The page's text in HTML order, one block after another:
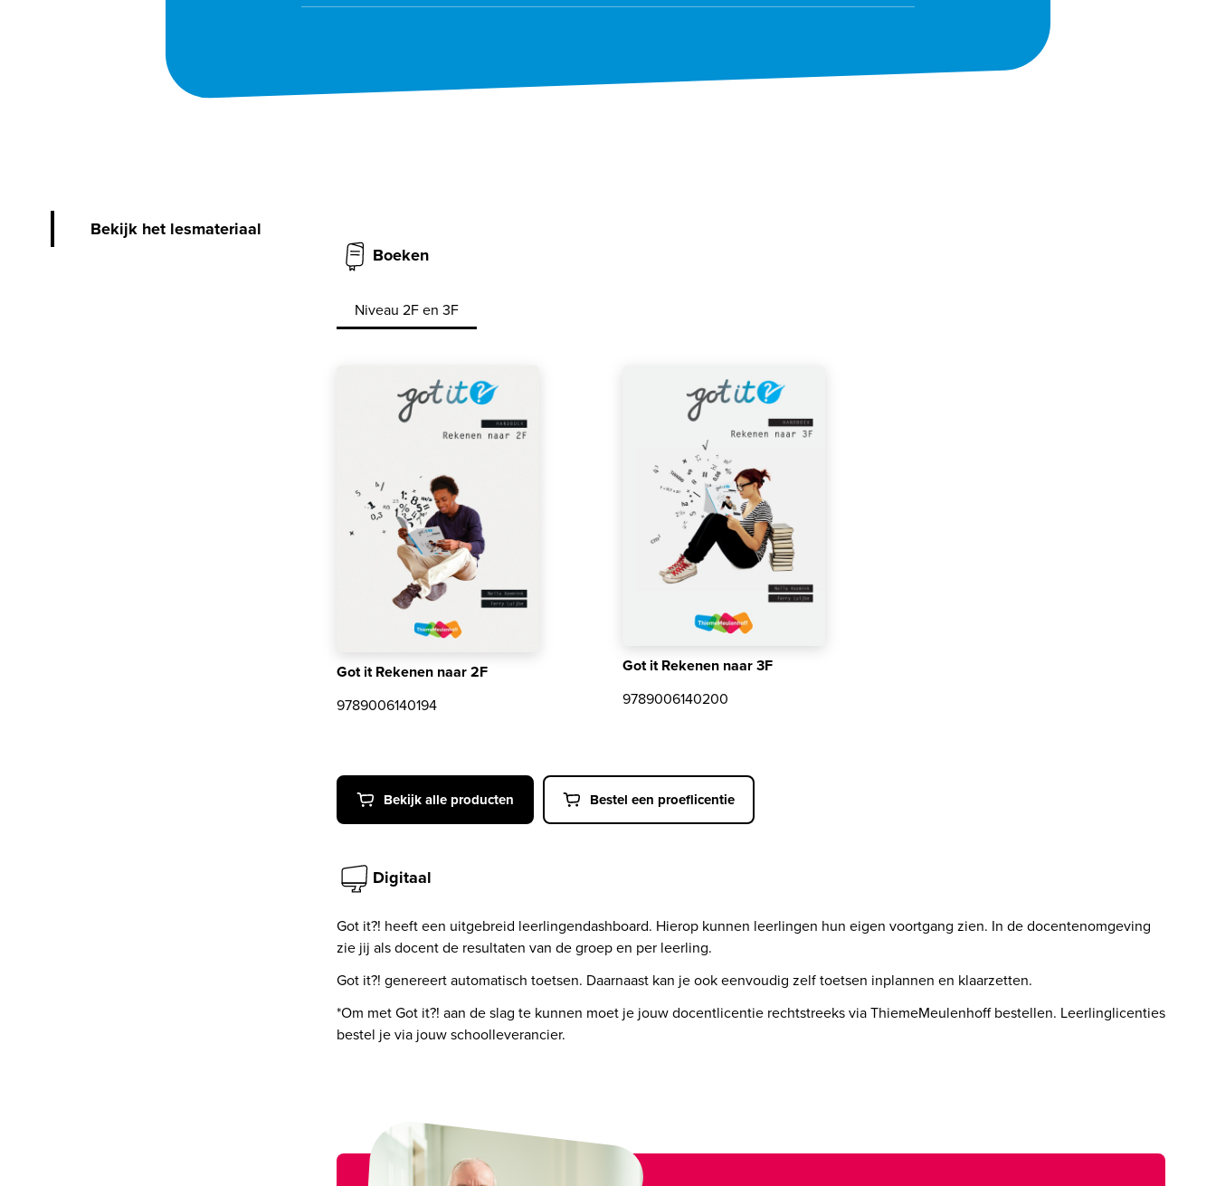
Bekijk het lesmateriaal
Boeken
Niveau 2F en 3F
Got it Rekenen naar 2F
9789006140194
Got it Rekenen naar 3F
9789006140200
Bekijk alle producten Bestel een proeflicentie
Digitaal
Got it?! heeft een uitgebreid leerlingendashboard. Hierop kunnen leerlingen hun eigen voortgang zien. In de docentenomgeving
zie jij als docent de resultaten van de groep en per leerling.
Got it?! genereert automatisch toetsen. Daarnaast kan je ook eenvoudig zelf toetsen inplannen en klaarzetten.
*Om met Got it?! aan de slag te kunnen moet je jouw docentlicentie rechtstreeks via ThiemeMeulenhoff bestellen. Leerlinglicenties
bestel je via jouw schoolleverancier.